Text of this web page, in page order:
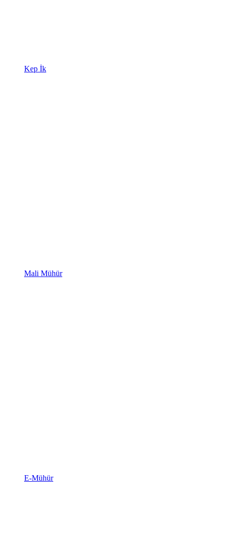
Kep İk
Mali Mühür
E-Mühür